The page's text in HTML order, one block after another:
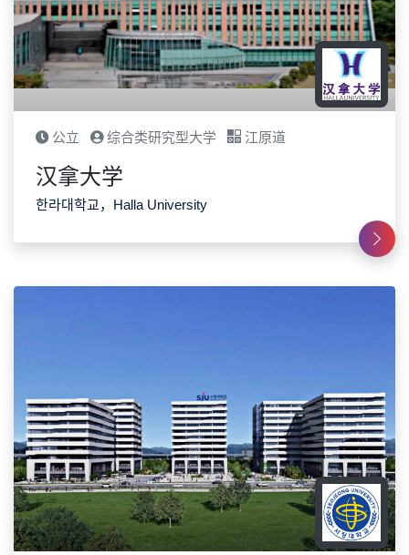
公立 综合类研究型大学 江原道
汉拿大学
한라대학교，Halla University